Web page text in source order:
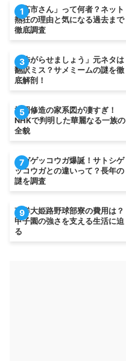
1
「高市さん」って何者？ネット
熱狂の理由と気になる過去まで
徹底調査
3
「怖がらせましょう」元ネタは
翻訳ミス？サメミームの謎を徹
底解剖！
5
松岡修造の家系図が凄すぎ！
NHKで判明した華麗なる一族の
全貌
7
メガゲッコウガ爆誕！サトシゲ
ッコウガとの違いって？長年の
謎を調査
9
東洋大姫路野球部寮の費用は？
甲子園の強さを支える生活に迫
る